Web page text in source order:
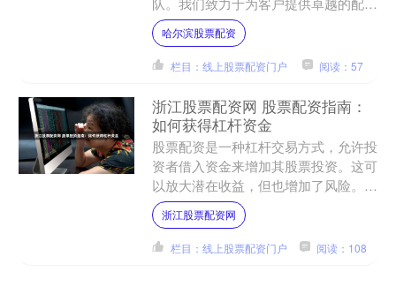
服务，并帮助他们实现财富增长。 1.
监管牌照：一个正规的....
哈尔滨股票配资
栏目：线上股票配资门户 阅读：57
浙江股票配资网 股票配资指南：
如何获得杠杆资金
股票配资是一种杠杆交易方式，允许投
资者借入资金来增加其股票投资。这可
以放大潜在收益，但也增加了风险。
通过银行股配资，投资者可以放大收
益，实现财富快速增值。例如....
浙江股票配资网
栏目：线上股票配资门户 阅读：108